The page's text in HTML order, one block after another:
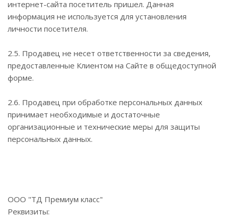
интернет-сайта посетитель пришел. Данная
информация не используется для установления
личности посетителя.
2.5. Продавец не несет ответственности за сведения,
предоставленные Клиентом на Сайте в общедоступной
форме.
2.6. Продавец при обработке персональных данных
принимает необходимые и достаточные
организационные и технические меры для защиты
персональных данных.
ООО "ТД Премиум класс"
Реквизиты: